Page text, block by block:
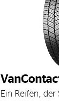
Ein Reifen,